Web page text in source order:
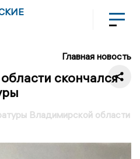
Главная новость
скончался
Владимирской области